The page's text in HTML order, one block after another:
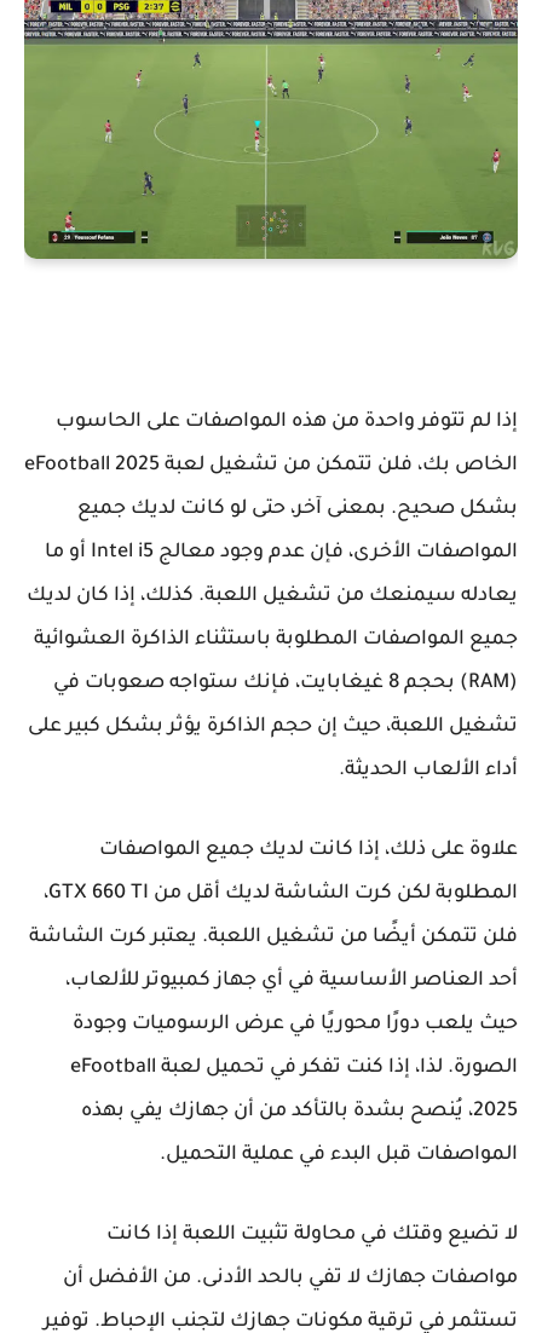
إذا لم تتوفر واحدة من هذه المواصفات على الحاسوب
الخاص بك، فلن تتمكن من تشغيل لعبة eFootball 2025
بشكل صحيح. بمعنى آخر، حتى لو كانت لديك جميع
المواصفات الأخرى، فإن عدم وجود معالج Intel i5 أو ما
يعادله سيمنعك من تشغيل اللعبة. كذلك، إذا كان لديك
جميع المواصفات المطلوبة باستثناء الذاكرة العشوائية
(RAM) بحجم 8 غيغابايت، فإنك ستواجه صعوبات في
تشغيل اللعبة، حيث إن حجم الذاكرة يؤثر بشكل كبير على
أداء الألعاب الحديثة.
علاوة على ذلك، إذا كانت لديك جميع المواصفات
المطلوبة لكن كرت الشاشة لديك أقل من GTX 660 TI،
فلن تتمكن أيضًا من تشغيل اللعبة. يعتبر كرت الشاشة
أحد العناصر الأساسية في أي جهاز كمبيوتر للألعاب،
حيث يلعب دورًا محوريًا في عرض الرسوميات وجودة
الصورة. لذا، إذا كنت تفكر في تحميل لعبة eFootball
2025، يُنصح بشدة بالتأكد من أن جهازك يفي بهذه
المواصفات قبل البدء في عملية التحميل.
لا تضيع وقتك في محاولة تثبيت اللعبة إذا كانت
مواصفات جهازك لا تفي بالحد الأدنى. من الأفضل أن
تستثمر في ترقية مكونات جهازك لتجنب الإحباط. توفير